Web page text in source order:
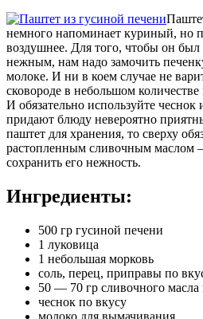
немного напоминает куриный, но
воздушнее. Для того, чтобы он
нежным, нам надо замочить
молоке. И ни в коем случае не
сковороде в небольшом
И обязательно используйте
придают блюду невероятно
паштет для хранения, то сверху
растопленным сливочным маслом
сохранить его нежность.
Ингредиенты:
500 гр гусиной печени
1 луковица
1 небольшая морковь
соль, перец, приправы по
50 — 70 гр сливочного
чеснок по вкусу